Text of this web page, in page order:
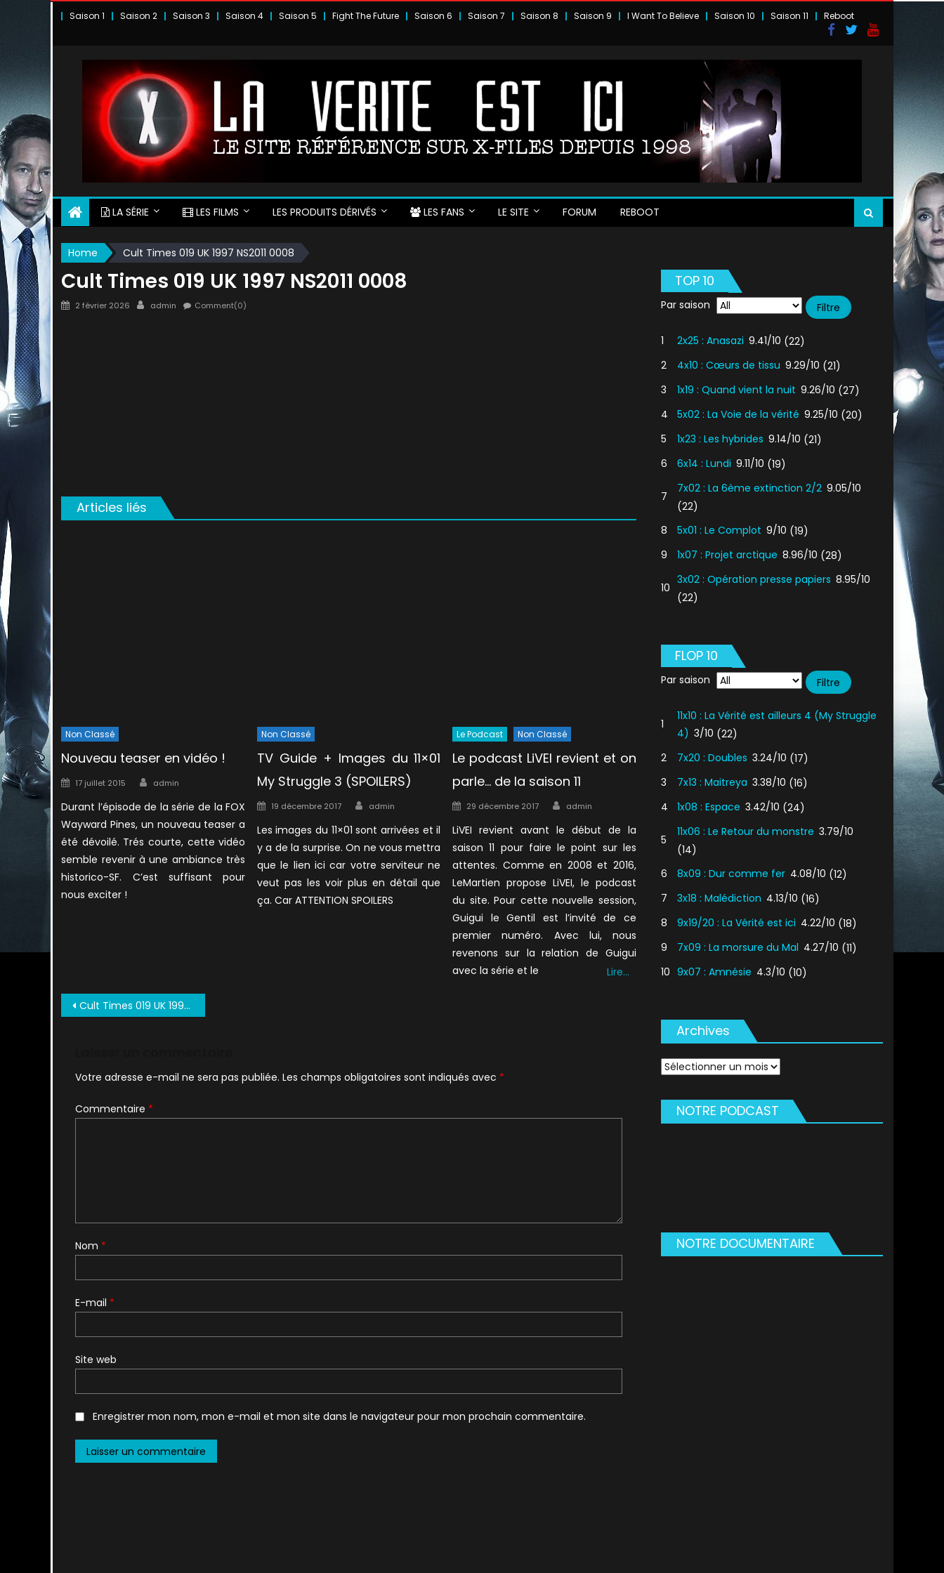
Saison 1 Saison 2 Saison 3 Saison 4 Saison 5 Fight The Future Saison 6 Saison 7 Saison 8 Saison 9 I Want To Believe Saison 10 Saison 11 Reboot
LA SÉRIE LES FILMS LES PRODUITS DÉRIVÉS LES FANS LE SITE FORUM REBOOT
Home Cult Times 019 UK 1997 NS2011 0008
Cult Times 019 UK 1997 NS2011 0008
Posted
2 février 2026 Author
admin Comment(0)
Articles liés
Non Classé
Nouveau teaser en vidéo !
Posted
17 juillet 2015 Author
admin
Durant l’épisode de la série de la FOX
Wayward Pines, un nouveau teaser a
été dévoilé. Trés courte, cette vidéo
semble revenir à une ambiance très
historico-SF. C’est suffisant pour
nous exciter !
Non Classé
TV Guide + Images du 11×01
My Struggle 3 (SPOILERS)
Posted
19 décembre 2017 Author
admin
Les images du 11×01 sont arrivées et il
y a de la surprise. On ne vous mettra
que le lien ici car votre serviteur ne
veut pas les voir plus en détail que
ça. Car ATTENTION SPOILERS
Le Podcast Non Classé
Le podcast LiVEI revient et on
parle… de la saison 11
Posted
29 décembre 2017 Author
admin
LiVEI revient avant le début de la
saison 11 pour faire le point sur les
attentes. Comme en 2008 et 2016,
LeMartien propose LiVEI, le podcast
du site. Pour cette nouvelle session,
Guigui le Gentil est l’invité de ce
premier numéro. Avec lui, nous
revenons sur la relation de Guigui
avec la série et le
Lire…
Navigation
Cult Times 019 UK 1997 NS2011 0008
Votre adresse e-mail ne sera pas publiée. Les champs obligatoires sont indiqués avec *
Commentaire *
Nom *
E-mail *
Site web
Enregistrer mon nom, mon e-mail et mon site dans le navigateur pour mon prochain commentaire.
TOP 10
Par saison
1 2x25 : Anasazi 9.41/10 (22)
2
4x10 : Cœurs de tissu 9.29/10 (21)
3
1x19 : Quand vient la nuit 9.26/10 (27)
4
5x02 : La Voie de la vérité 9.25/10 (20)
5
1x23 : Les hybrides 9.14/10 (21)
6
6x14 : Lundi 9.11/10 (19)
7
7x02 : La 6ème extinction 2/2 9.05/10
(22)
8
5x01 : Le Complot 9/10 (19)
9
1x07 : Projet arctique 8.96/10 (28)
10
3x02 : Opération presse papiers 8.95/10
(22)
FLOP 10
Par saison
1
11x10 : La Vérité est ailleurs 4 (My Struggle
4) 3/10 (22)
2
7x20 : Doubles 3.24/10 (17)
3
7x13 : Maitreya 3.38/10 (16)
4
1x08 : Espace 3.42/10 (24)
5
11x06 : Le Retour du monstre 3.79/10
(14)
6
8x09 : Dur comme fer 4.08/10 (12)
7
3x18 : Malédiction 4.13/10 (16)
8
9x19/20 : La Vérité est ici 4.22/10 (18)
9
7x09 : La morsure du Mal 4.27/10 (11)
10 9x07 : Amnésie 4.3/10 (10)
Archives
Archives
NOTRE PODCAST
NOTRE DOCUMENTAIRE